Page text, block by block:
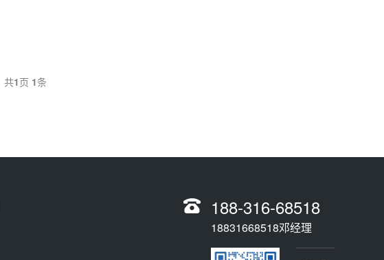
共1页 1条
188-316-68518
18831668518邓经理